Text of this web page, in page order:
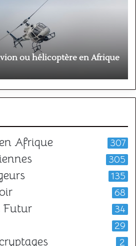
ou hélicoptère en Afrique
Afrique 307
305
135
68
Futur 34
29
2